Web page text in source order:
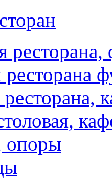
ресторана,
опоры